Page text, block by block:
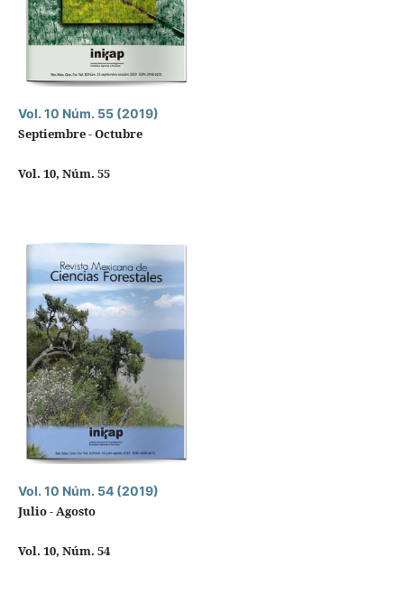
Vol. 10 Núm. 55 (2019)
Septiembre - Octubre
Vol. 10, Núm. 55
Vol. 10 Núm. 54 (2019)
Julio - Agosto
Vol. 10, Núm. 54